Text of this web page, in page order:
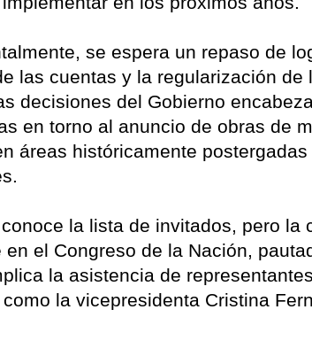
se espera un repaso de
las cuentas y la regularización
decisiones del Gobierno
en torno al anuncio de obras de
áreas históricamente
la lista de invitados, pero la
en el Congreso de la Nación,
la asistencia de
la vicepresidenta Cristina